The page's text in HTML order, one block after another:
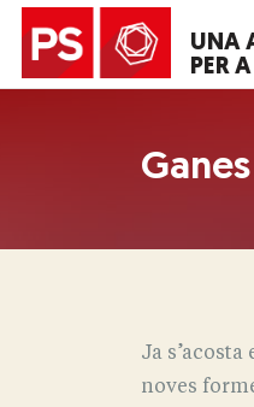
UNA
PER
Ja
noves